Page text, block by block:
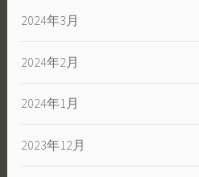
2024年3月
2024年2月
2024年1月
2023年12月